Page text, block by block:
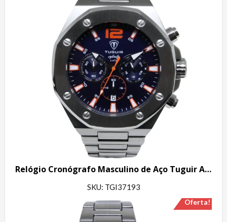
Relógio Cronógrafo Masculino de Aço Tuguir Analógico Infinity GCS-1271 Prata e Azul
SKU: TGI37193
Oferta!